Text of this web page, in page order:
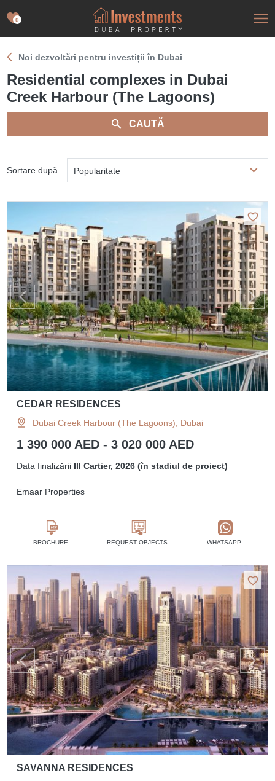
0
Noi dezvoltări pentru investiții în Dubai
Residential complexes in Dubai
Creek Harbour (The Lagoons)
CAUTĂ
Sortare după Popularitate
CEDAR RESIDENCES
Dubai Creek Harbour (The Lagoons), Dubai
1 390 000 AED - 3 020 000 AED
Data finalizării III Cartier, 2026 (în stadiul de proiect)
Emaar Properties
BROCHURE REQUEST OBJECTS WHATSAPP
SAVANNA RESIDENCES